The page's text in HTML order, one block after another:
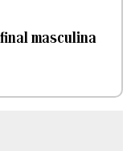
masculina